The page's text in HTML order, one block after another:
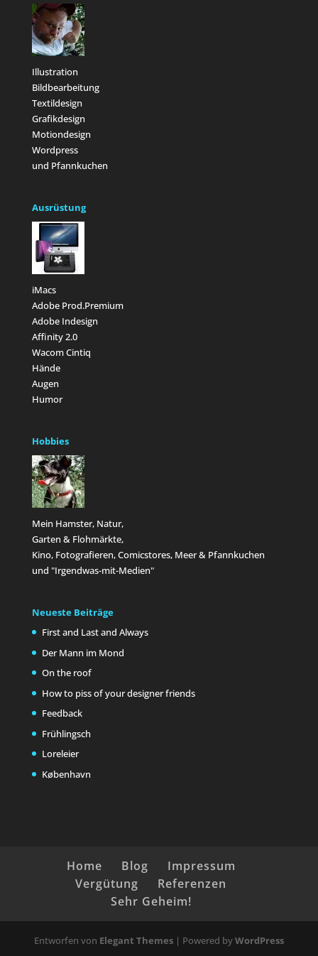
Illustration
Bildbearbeitung
Textildesign
Grafikdesign
Motiondesign
Wordpress
und Pfannkuchen
Ausrüstung
iMacs
Adobe Prod.Premium
Adobe Indesign
Affinity 2.0
Wacom Cintiq
Hände
Augen
Humor
Hobbies
Mein Hamster, Natur,
Garten & Flohmärkte,
Kino, Fotografieren, Comicstores, Meer & Pfannkuchen
und "Irgendwas-mit-Medien"
Neueste Beiträge
First and Last and Always
Der Mann im Mond
On the roof
How to piss of your designer friends
Feedback
Frühlingsch
Loreleier
København
Home Blog
Impressum
Vergütung
Referenzen
Sehr Geheim!
Entworfen von Elegant Themes| Powered byWordPress